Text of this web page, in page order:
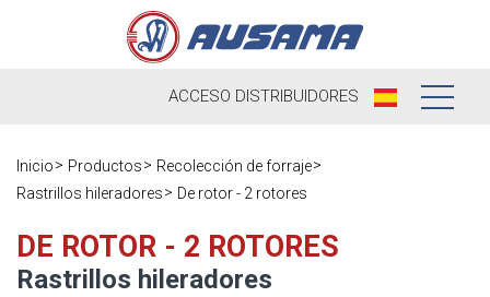
ACCESO DISTRIBUIDORES
Historia
Distribuidores
Inicio Productos
Recolección de forraje
Rastrillos hileradores
De rotor - 2 rotores
DE ROTOR - 2 ROTORES
Rastrillos hileradores